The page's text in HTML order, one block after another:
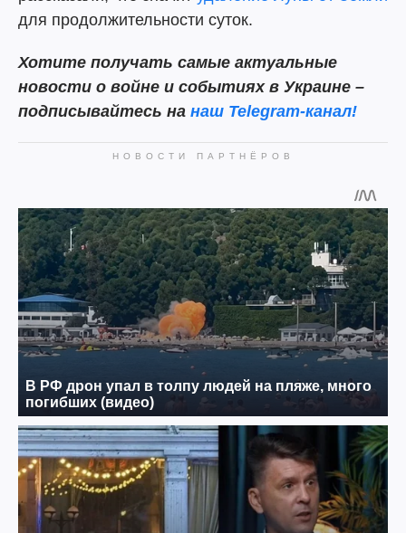
для продолжительности суток.
Хотите получать самые актуальные
новости о войне и событиях в Украине –
подписывайтесь на наш Telegram-канал!